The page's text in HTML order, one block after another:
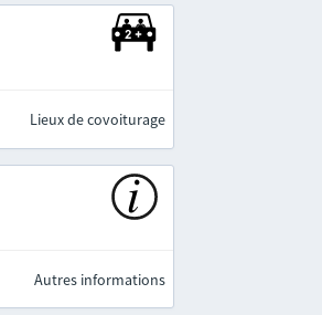
Lieux de covoiturage
Autres informations